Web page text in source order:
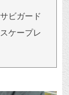
ビガード
ケープレ